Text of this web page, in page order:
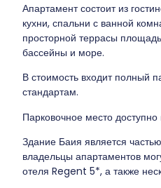
Апартамент состоит из
кухни, спальни с ванной
просторной террасы
бассейны и море.
В стоимость входит полный
стандартам.
Парковочное место
Здание Баия является
владельцы апартаментов
отеля Regent 5*, а также